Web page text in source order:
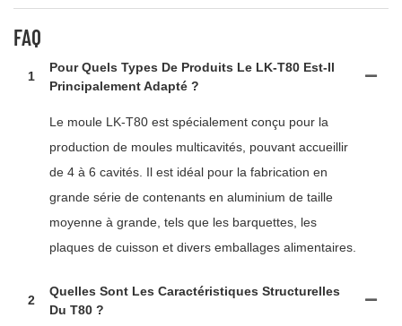
FAQ
1
Pour Quels Types De Produits Le LK-T80 Est-Il
Principalement Adapté ?
Le moule LK-T80 est spécialement conçu pour la
production de moules multicavités, pouvant accueillir
de 4 à 6 cavités. Il est idéal pour la fabrication en
grande série de contenants en aluminium de taille
moyenne à grande, tels que les barquettes, les
plaques de cuisson et divers emballages alimentaires.
2
Quelles Sont Les Caractéristiques Structurelles
Du T80 ?